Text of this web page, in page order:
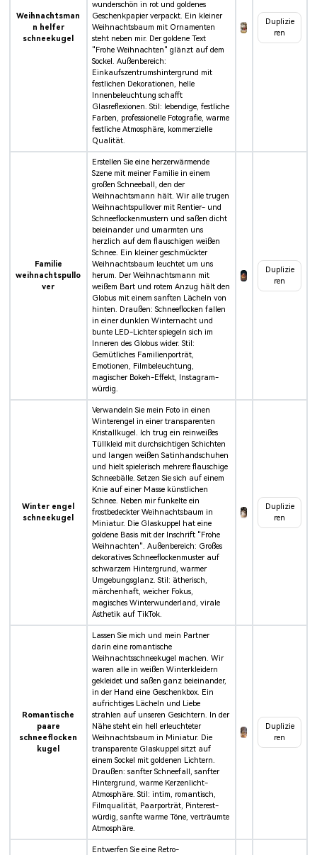
Weihnachtsman
n helfer
schneekugel
wunderschön in rot und goldenes
Geschenkpapier verpackt. Ein kleiner
Weihnachtsbaum mit Ornamenten
steht neben mir. Der goldene Text
"Frohe Weihnachten" glänzt auf dem
Sockel. Außenbereich:
Einkaufszentrumshintergrund mit
festlichen Dekorationen, helle
Innenbeleuchtung schafft
Glasreflexionen. Stil: lebendige, festliche
Farben, professionelle Fotografie, warme
festliche Atmosphäre, kommerzielle
Qualität.
Duplizie
ren
Familie
weihnachtspullo
ver
Erstellen Sie eine herzerwärmende
Szene mit meiner Familie in einem
großen Schneeball, den der
Weihnachtsmann hält. Wir alle trugen
Weihnachtspullover mit Rentier- und
Schneeflockenmustern und saßen dicht
beieinander und umarmten uns
herzlich auf dem flauschigen weißen
Schnee. Ein kleiner geschmückter
Weihnachtsbaum leuchtet um uns
herum. Der Weihnachtsmann mit
weißem Bart und rotem Anzug hält den
Globus mit einem sanften Lächeln von
hinten. Draußen: Schneeflocken fallen
in einer dunklen Winternacht und
bunte LED-Lichter spiegeln sich im
Inneren des Globus wider. Stil:
Gemütliches Familienporträt,
Emotionen, Filmbeleuchtung,
magischer Bokeh-Effekt, Instagram-
würdig.
Duplizie
ren
Winter engel
schneekugel
Verwandeln Sie mein Foto in einen
Winterengel in einer transparenten
Kristallkugel. Ich trug ein reinweißes
Tüllkleid mit durchsichtigen Schichten
und langen weißen Satinhandschuhen
und hielt spielerisch mehrere flauschige
Schneebälle. Setzen Sie sich auf einem
Knie auf einer Masse künstlichen
Schnee. Neben mir funkelte ein
frostbedeckter Weihnachtsbaum in
Miniatur. Die Glaskuppel hat eine
goldene Basis mit der Inschrift "Frohe
Weihnachten". Außenbereich: Großes
dekoratives Schneeflockenmuster auf
schwarzem Hintergrund, warmer
Umgebungsglanz. Stil: ätherisch,
märchenhaft, weicher Fokus,
magisches Winterwunderland, virale
Ästhetik auf TikTok.
Duplizie
ren
Romantische
paare
schneeflocken
kugel
Lassen Sie mich und mein Partner
darin eine romantische
Weihnachtsschneekugel machen. Wir
waren alle in weißen Winterkleidern
gekleidet und saßen ganz beieinander,
in der Hand eine Geschenkbox. Ein
aufrichtiges Lächeln und Liebe
strahlen auf unseren Gesichtern. In der
Nähe steht ein hell erleuchteter
Weihnachtsbaum in Miniatur. Die
transparente Glaskuppel sitzt auf
einem Sockel mit goldenen Lichtern.
Draußen: sanfter Schneefall, sanfter
Hintergrund, warme Kerzenlicht-
Atmosphäre. Stil: intim, romantisch,
Filmqualität, Paarporträt, Pinterest-
würdig, sanfte warme Töne, verträumte
Atmosphäre.
Duplizie
ren
Entwerfen Sie eine Retro-